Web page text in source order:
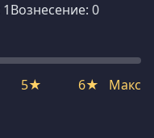
1Вознесение: 0
5★ 6★ Макс